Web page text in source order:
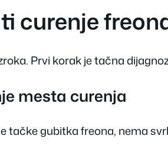
curenje
Prvi korak je tačna
mesta curenja
tačke gubitka freona, nema